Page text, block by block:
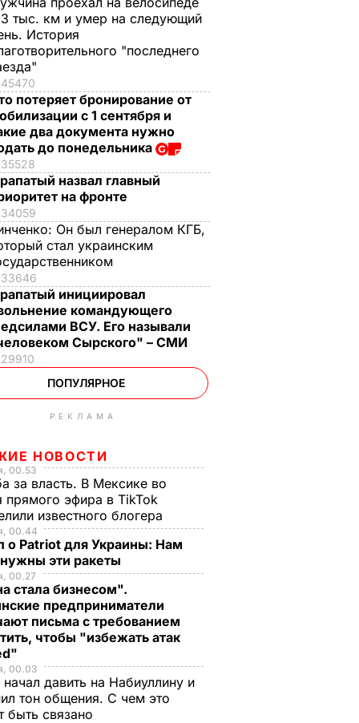
тыс. км и умер на следующий
История
"последнего
45470
потеряет бронирование от
с 1 сентября и
два документа нужно
до понедельника
35528
назвал главный
на фронте
34059
Он был генералом КГБ,
стал украинским
33646
инициировал
командующего
ВСУ. Его называли
Сырского" – СМИ
29910
ПОПУЛЯРНОЕ
РЕКЛАМА
НОВОСТИ
00.53
за власть. В Мексике во
прямого эфира в TikTok
известного блогера
00.44
о Patriot для Украины: Нам
эти ракеты
00.27
стала бизнесом".
предприниматели
письма с требованием
чтобы "избежать атак
00.03
начал давить на Набиуллину и
тон общения. С чем это
быть связано